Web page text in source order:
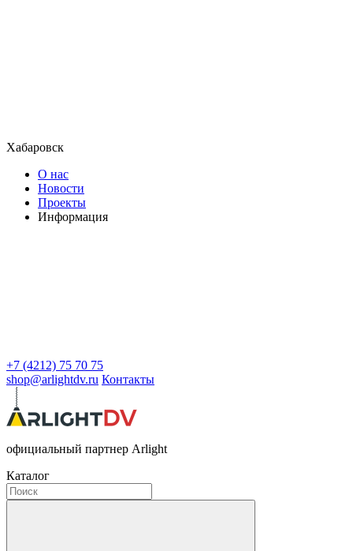
Хабаровск
О нас
Новости
Проекты
Информация
+7 (4212) 75 70 75
shop@arlightdv.ru Контакты
официальный партнер Arlight
Каталог